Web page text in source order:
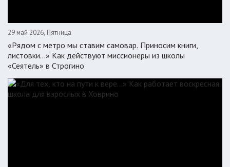
29 май 2026, Пятница
«Рядом с метро мы ставим самовар. Приносим книги,
листовки…» Как действуют миссионеры из школы
«Сеятель» в Строгино